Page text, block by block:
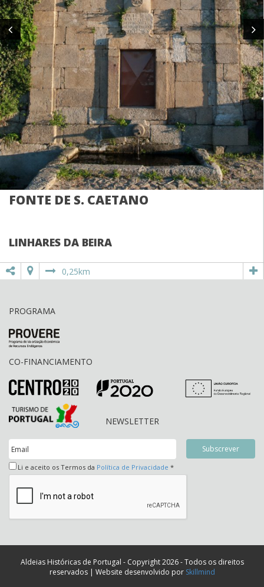
FONTE DE S. CAETANO
LINHARES DA BEIRA
0,25km
PROGRAMA
CO-FINANCIAMENTO
NEWSLETTER
Li e aceito os Termos da Política de Privacidade *
Aldeias Históricas de Portugal - Copyright 2026 - Todos os direitos
reservados | Website desenvolvido por Skillmind